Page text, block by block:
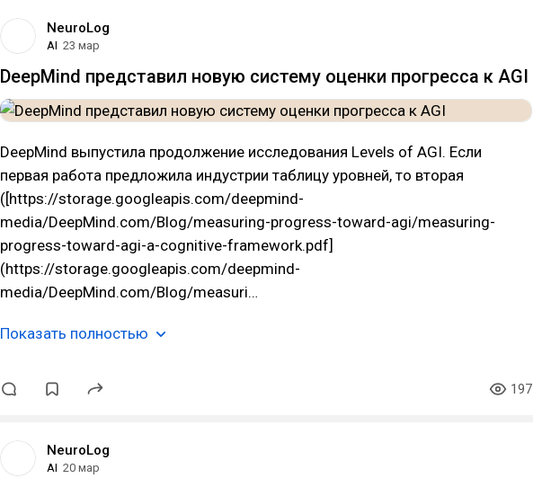
NeuroLog
AI 23 мар
DeepMind представил новую систему оценки прогресса к AGI
DeepMind выпустила продолжение исследования Levels of AGI. Если
первая работа предложила индустрии таблицу уровней, то вторая
([https://storage.googleapis.com/deepmind-
media/DeepMind.com/Blog/measuring-progress-toward-agi/measuring-
progress-toward-agi-a-cognitive-framework.pdf]
(https://storage.googleapis.com/deepmind-
media/DeepMind.com/Blog/measuri…
Показать полностью
197
NeuroLog
AI 20 мар